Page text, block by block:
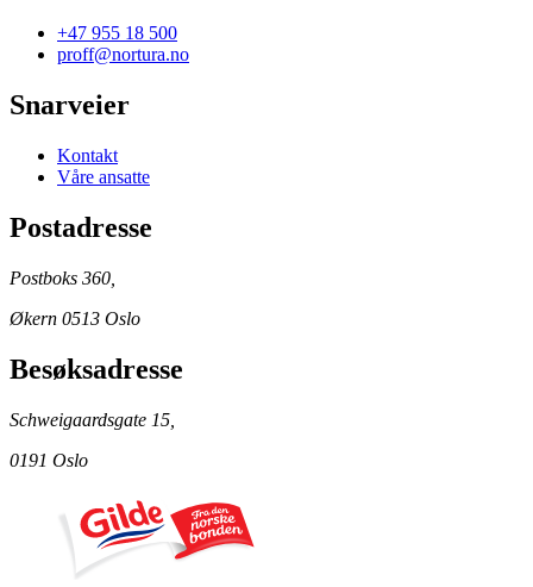
+47 955 18 500
proff@nortura.no
Snarveier
Kontakt
Våre ansatte
Postadresse
Postboks 360,
Økern 0513 Oslo
Besøksadresse
Schweigaardsgate 15,
0191 Oslo